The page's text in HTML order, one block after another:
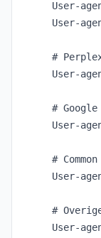
User-
User-
#
User-
#
User-
#
User-
#
User-